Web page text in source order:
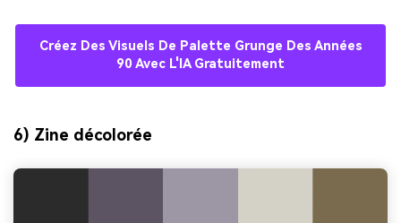
Créez Des Visuels De Palette Grunge Des Années
90 Avec L'IA Gratuitement
6) Zine décolorée